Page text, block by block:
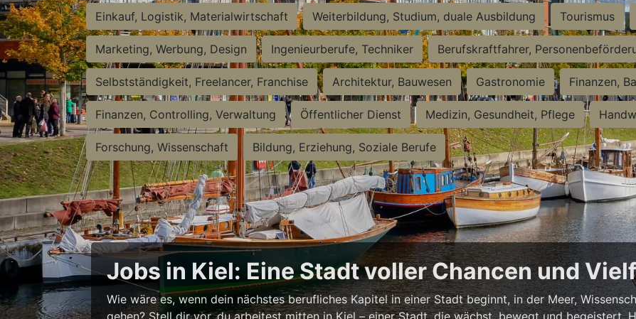
Einkauf, Logistik, Materialwirtschaft Weiterbildung, Studium, duale Ausbildung Tourismus
Marketing, Werbung, Design Ingenieurberufe, Techniker Berufskraftfahrer,
Selbstständigkeit, Freelancer, Franchise Architektur, Bauwesen Gastronomie Finanzen,
Finanzen, Controlling, Verwaltung Öffentlicher Dienst Medizin, Gesundheit, Pflege
Forschung, Wissenschaft Bildung, Erziehung, Soziale Berufe
Jobs in Kiel: Eine Stadt voller Chancen und
Wie wäre es, wenn dein nächstes berufliches Kapitel in einer Stadt beginnt, in der Meer,